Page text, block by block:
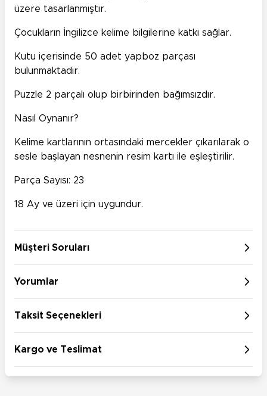
üzere tasarlanmıştır.
Çocukların İngilizce kelime bilgilerine katkı sağlar.
Kutu içerisinde 50 adet yapboz parçası
bulunmaktadır.
Puzzle 2 parçalı olup birbirinden bağımsızdır.
Nasıl Oynanır?
Kelime kartlarının ortasındaki mercekler çıkarılarak o
sesle başlayan nesnenin resim kartı ile eşleştirilir.
Parça Sayısı: 23
18 Ay ve üzeri için uygundur.
Müşteri Soruları
Yorumlar
Taksit Seçenekleri
Kargo ve Teslimat